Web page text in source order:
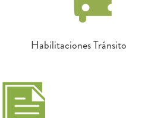
Habilitaciones Tránsito